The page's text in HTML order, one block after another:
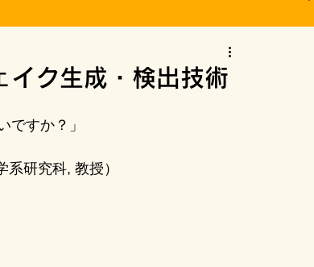
イク生成・検出技術
ですか？」
系研究科, 教授）